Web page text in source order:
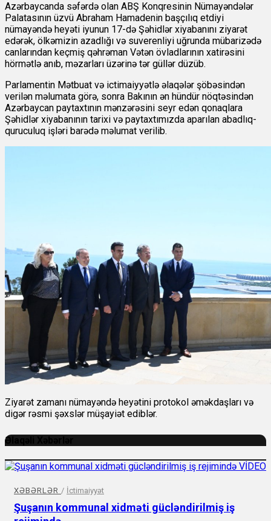
Azərbaycanda səfərdə olan ABŞ Konqresinin Nümayəndələr
Palatasının üzvü Abraham Hamadenin başçılıq etdiyi
nümayəndə heyəti iyunun 17-də Şəhidlər xiyabanını ziyarət
edərək, ölkəmizin azadlığı və suverenliyi uğrunda mübarizədə
canlarından keçmiş qəhrəman Vətən övladlarının xatirəsini
hörmətlə anıb, məzarları üzərinə tər güllər düzüb.
Parlamentin Mətbuat və ictimaiyyətlə əlaqələr şöbəsindən
verilən məlumata görə, sonra Bakının ən hündür nöqtəsindən
Azərbaycan paytaxtının mənzərəsini seyr edən qonaqlara
Şəhidlər xiyabanının tarixi və paytaxtımızda aparılan abadlıq-
quruculuq işləri barədə məlumat verilib.
Ziyarət zamanı nümayəndə heyətini protokol əməkdaşları və
digər rəsmi şəxslər müşayiət ediblər.
Əlaqəli Xəbərlər
XƏBƏRLƏR / İctimaiyyət
Şuşanın kommunal xidməti gücləndirilmiş iş